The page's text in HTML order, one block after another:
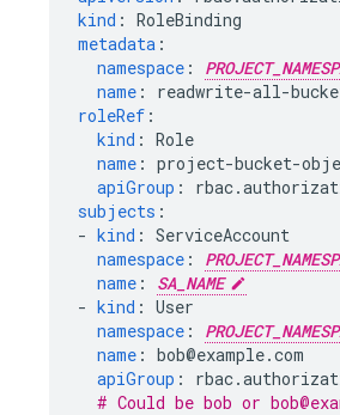
kind : RoleBinding
metadata :
namespace :
name :
readwrite-all-
roleRef :
kind : Role
name : project-bucket-
apiGroup :
subjects :
- kind : ServiceAccount
namespace :
name :
SA_NAME
- kind : User
namespace :
name : bob@example.com
apiGroup :
# Could be bob or